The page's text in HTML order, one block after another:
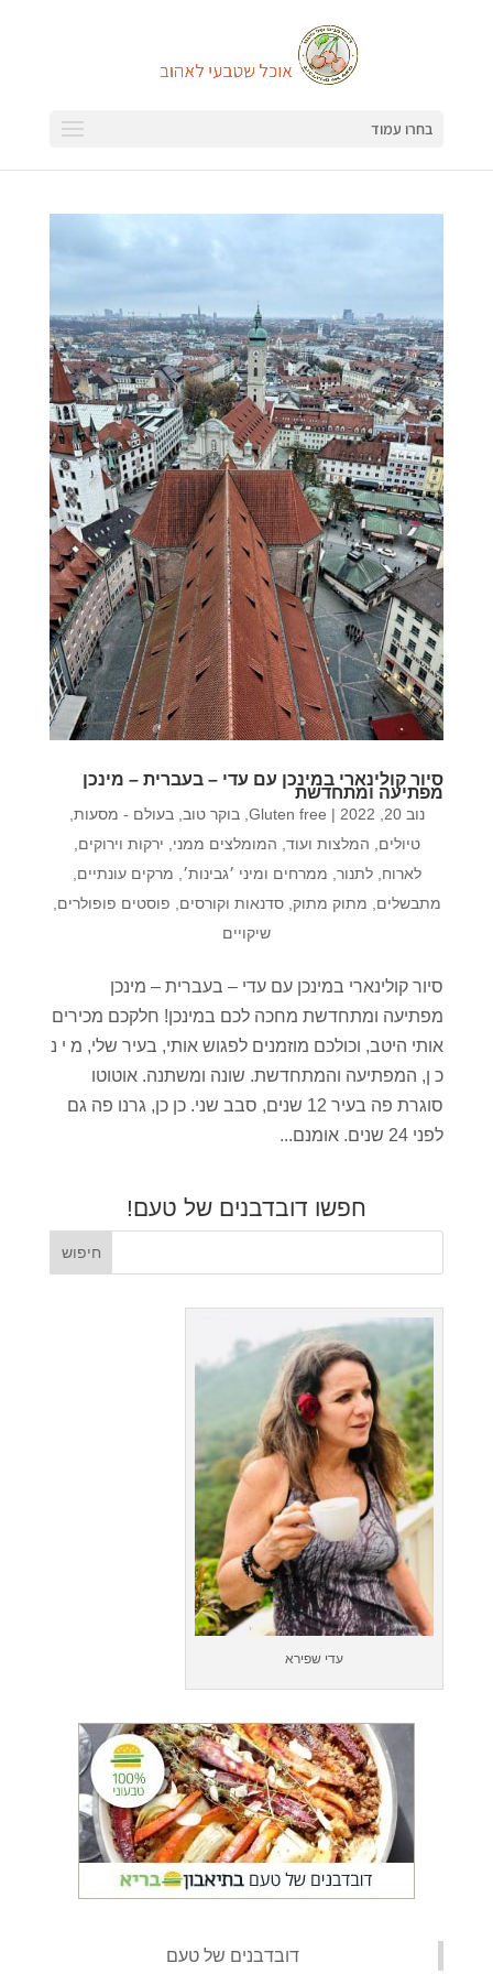
בחרו עמוד
סיור קולינארי במינכן עם עדי – בעברית – מינכן
מפתיעה ומתחדשת
נוב 20, 2022 |
Gluten free בוקר טוב
בעולם - מסעות,
טיולים, המלצות ועוד המומלצים ממני ירקות וירוקים
לארוח ,לתנור ממרחים ומיני ׳גבינות׳ מרקים עונתיים
מתבשלים
מתוק מתוק ,סדנאות וקורסים פוסטים פופולרים
שיקויים
סיור קולינארי במינכן עם עדי – בעברית – מינכן
מפתיעה ומתחדשת מחכה לכם במינכן! חלקכם מכירים
אותי היטב, וכולכם מוזמנים לפגוש אותי, בעיר שלי, מ י נ
כ ן, המפתיעה והמתחדשת. שונה ומשתנה. אוטוטו
סוגרת פה בעיר 12 שנים, סבב שני. כן כן, גרנו פה גם
לפני 24 שנים. אומנם...
חפשו דובדבנים של טעם!
עדי שפירא
‏דובדבנים של טעם‏